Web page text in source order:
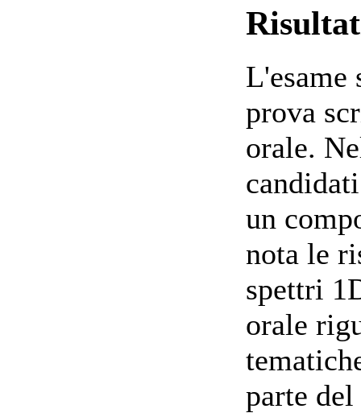
L'esame
prova
orale.
un
nota le
spettri
orale
parte